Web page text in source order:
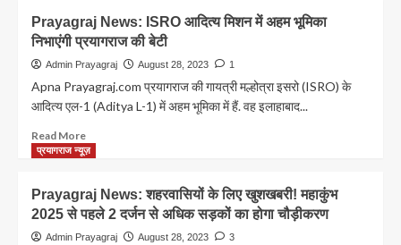
बांधी
राखी,मांगा
गुनाहों
तौबा
करने
वचन
Station
पर
अब
चार्ज
करने
देंने
Prayagraj News: ISRO आदित्य मिशन में अहम भूमिका
निभाएंगी प्रयागराज की बेटी
Admin Prayagraj August 28, 2023 1
Apna Prayagraj.com प्रयागराज की गायत्री मल्होत्रा इसरो (ISRO) के
आदित्य एल-1 (Aditya L-1) में अहम भूमिका में हैं. वह इलाहाबाद...
Read MoreRead
more
News:
ISRO
आदित्य
प्रयागराज न्यूज़
Prayagraj News: शहरवासियों के लिए खुशखबरी! महाकुंभ
2025 से पहले 2 दर्जन से अधिक सड़कों का होगा चौड़ीकरण
Admin Prayagraj August 28, 2023 3